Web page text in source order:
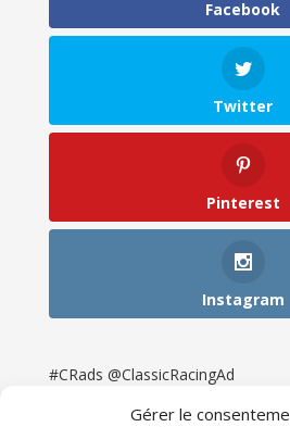
Gérer le
Facebook
Twitter
Pinterest
Instagram
#CRads @ClassicRacingAd